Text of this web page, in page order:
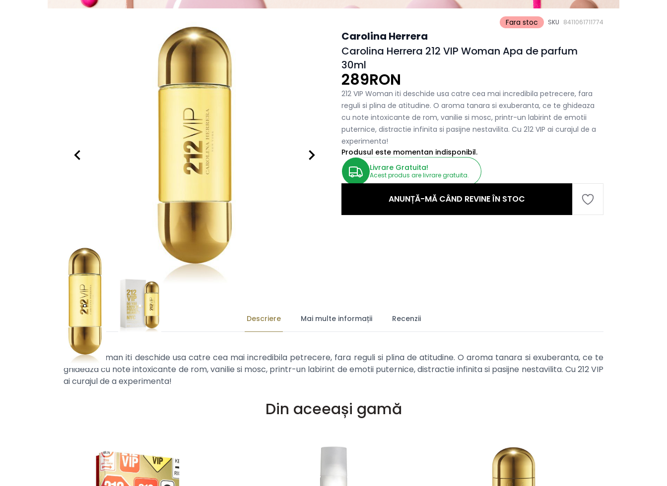
Fara stoc SKU 8411061711774
Carolina Herrera
Carolina Herrera 212 VIP Woman Apa de parfum
30ml
289RON
212 VIP Woman iti deschide usa catre cea mai incredibila petrecere, fara
reguli si plina de atitudine. O aroma tanara si exuberanta, ce te ghideaza
cu note intoxicante de rom, vanilie si mosc, printr-un labirint de emotii
puternice, distractie infinita si pasijne nestavilita. Cu 212 VIP ai curajul de a
experimenta!
Produsul este momentan indisponibil.
Livrare Gratuita!
Acest produs are livrare gratuita.
ANUNȚĂ-MĂ CÂND REVINE ÎN STOC
Descriere Mai multe informații Recenzii
212 VIP Woman iti deschide usa catre cea mai incredibila petrecere, fara reguli si plina de atitudine. O aroma tanara si exuberanta, ce te
ghideaza cu note intoxicante de rom, vanilie si mosc, printr-un labirint de emotii puternice, distractie infinita si pasijne nestavilita. Cu 212 VIP
ai curajul de a experimenta!
Din aceeași gamă